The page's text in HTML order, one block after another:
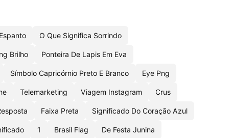
O Que Significa Sorrindo
Brilho Ponteira De Lapis Em Eva
Símbolo Capricórnio Preto E Branco Eye Png
Telemarketing Viagem Instagram Crus
Faixa Preta Significado Do Coração Azul
1 Brasil Flag De Festa Junina